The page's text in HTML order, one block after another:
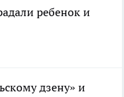
ребенок и
дзену» и